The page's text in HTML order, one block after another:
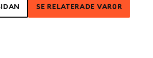
SE RELATERADE VAR0R